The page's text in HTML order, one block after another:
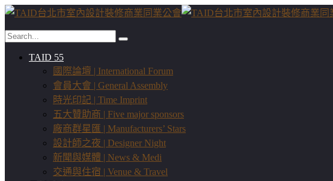
TAID 55
國際論壇 | International Forum
會員大會 | General Assembly
時光印記 | Time Imprint
五大贊助商 | Five major sponsors
廠商群星匯 | Manufacturers’ Stars
設計師之夜 | Designer Night
新聞與媒體 | News & Medi
交通與住宿 | Venue & Travel